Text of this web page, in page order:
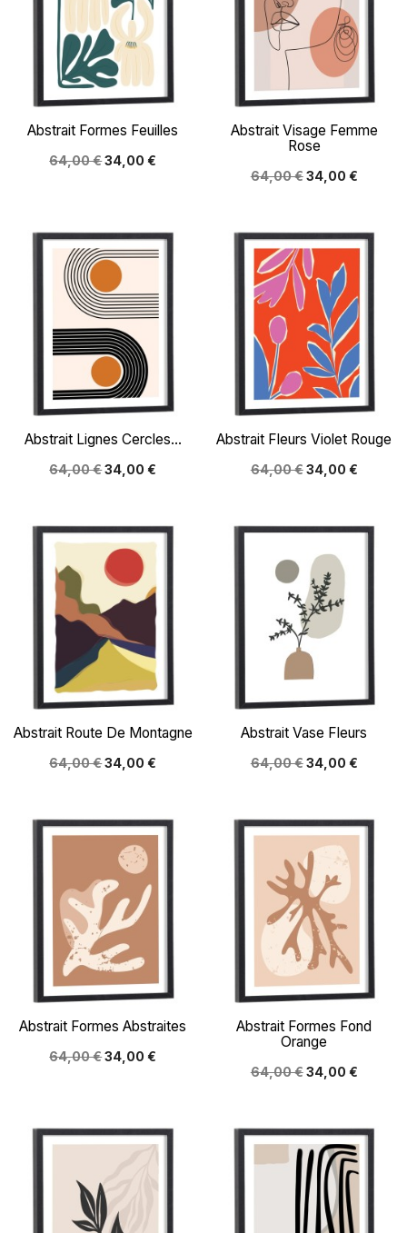
Abstrait Formes Feuilles
64,00 €34,00 €
Abstrait Visage Femme
Rose
64,00 €34,00 €
Abstrait Lignes Cercles...
64,00 €34,00 €
Abstrait Fleurs Violet Rouge
64,00 €34,00 €
Abstrait Route De Montagne
64,00 €34,00 €
Abstrait Vase Fleurs
64,00 €34,00 €
Abstrait Formes Abstraites
64,00 €34,00 €
Abstrait Formes Fond
Orange
64,00 €34,00 €